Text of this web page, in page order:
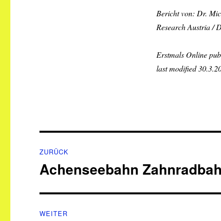
Bericht von: Dr.
Research Austria /
Erstmals Online
last modified
ZURÜCK
Vorheriger
Achenseebahn
WEITER